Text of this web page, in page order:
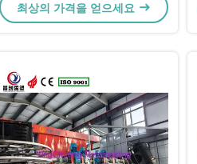
최상의 가격을 얻으세요